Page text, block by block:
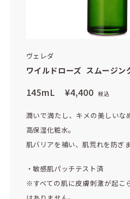
ヴェレダ
ワイルドローズ スムージン
145mL ¥4,400 税込
潤いで満たし、キメの美しいな
高保湿化粧水。
肌バリアを補い、肌荒れを防ぎま
・敏感肌パッチテスト済
※すべての肌に皮膚刺激が起こ